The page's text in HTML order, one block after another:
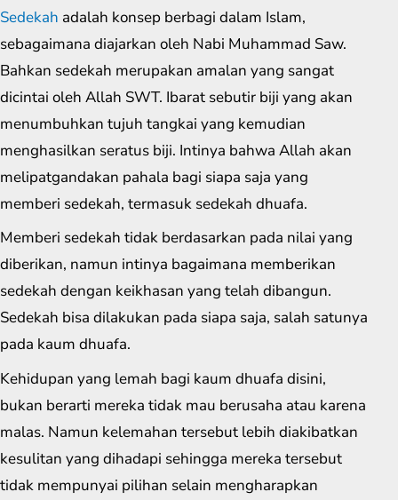
Sedekah adalah konsep berbagi dalam Islam,
sebagaimana diajarkan oleh Nabi Muhammad Saw.
Bahkan sedekah merupakan amalan yang sangat
dicintai oleh Allah SWT. Ibarat sebutir biji yang akan
menumbuhkan tujuh tangkai yang kemudian
menghasilkan seratus biji. Intinya bahwa Allah akan
melipatgandakan pahala bagi siapa saja yang
memberi sedekah, termasuk sedekah dhuafa.
Memberi sedekah tidak berdasarkan pada nilai yang
diberikan, namun intinya bagaimana memberikan
sedekah dengan keikhasan yang telah dibangun.
Sedekah bisa dilakukan pada siapa saja, salah satunya
pada kaum dhuafa.
Kehidupan yang lemah bagi kaum dhuafa disini,
bukan berarti mereka tidak mau berusaha atau karena
malas. Namun kelemahan tersebut lebih diakibatkan
kesulitan yang dihadapi sehingga mereka tersebut
tidak mempunyai pilihan selain mengharapkan